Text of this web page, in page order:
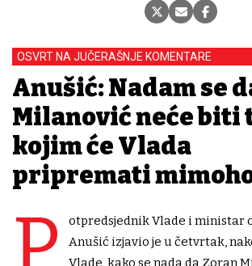
OSVRT NA JUČERAŠNJE KOMENTARE
Anušić: Nadam se
Milanović neće biti
kojim će Vlada
pripremati
otpredsjednik Vlade i ministar
Anušić izjavio je u četvrtak,
Vlade, kako se nada da Zoran